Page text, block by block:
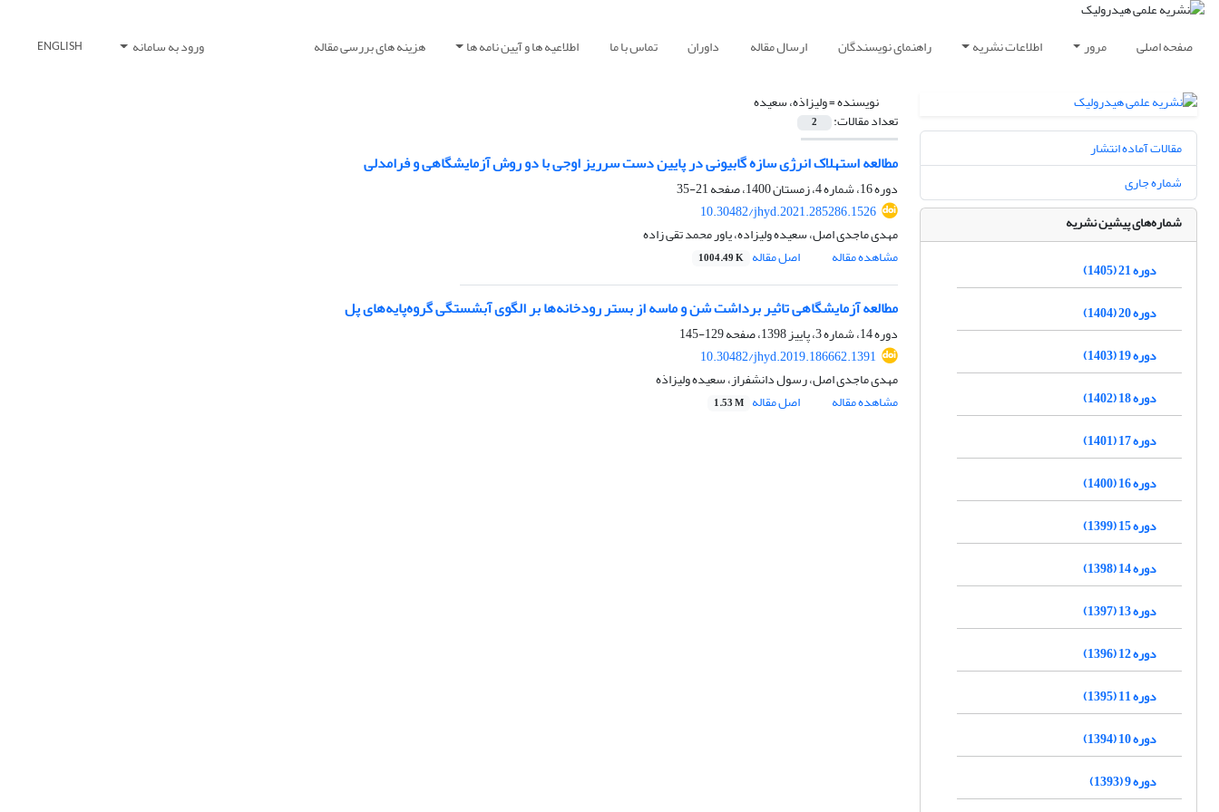
صفحه اصلی مرور اطلاعات نشریه راهنمای نویسندگان ارسال مقاله داوران تماس با ما اطلاعیه ها و آیین نامه ها هزینه های بررسی مقاله ورود به سامانه ENGLISH
نویسنده =ولیزاذه، سعیده
تعداد مقالات: 2
مطالعه استهلاک انرژی سازه گابیونی در پایین دست سرریز اوجی با دو روش آزمایشگاهی و فرامدلی
دوره 16، شماره 4، زمستان 1400، صفحه
21-35
10.30482/jhyd.2021.285286.1526
مهدی ماجدی اصل، سعیده ولیزاده، یاور محمد تقی زاده
مشاهده مقاله
اصل مقاله 1004.49 K
مطالعه آزمایشگاهی تاثیر برداشت شن و ماسه از بستر رودخانه‌ها بر الگوی آبشستگی گروه‌پایه‌های پل
دوره 14، شماره 3، پاییز 1398، صفحه
129-145
10.30482/jhyd.2019.186662.1391
مهدی ماجدی اصل، رسول دانشفراز، سعیده ولیزاذه
مشاهده مقاله
اصل مقاله 1.53 M
مقالات آماده انتشار
شماره جاری
شماره‌های پیشین نشریه
دوره 21 (1405)
دوره 20 (1404)
دوره 19 (1403)
دوره 18 (1402)
دوره 17 (1401)
دوره 16 (1400)
دوره 15 (1399)
دوره 14 (1398)
دوره 13 (1397)
دوره 12 (1396)
دوره 11 (1395)
دوره 10 (1394)
دوره 9 (1393)